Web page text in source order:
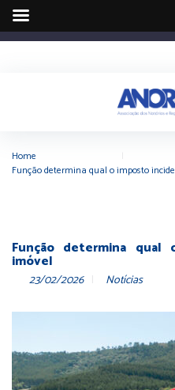
Home
Função determina qual o imposto
Função determina
imóvel
23/02/2026 Notícias